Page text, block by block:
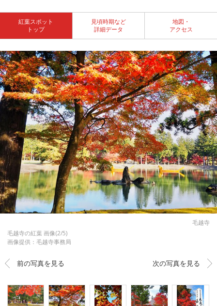
紅葉スポット
トップ
見頃時期など
詳細データ
地図・
アクセス
毛越寺
毛越寺の紅葉 画像(2/5)
画像提供：毛越寺事務局
前の写真を見る 次の写真を見る